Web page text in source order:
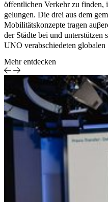
öffentlichen Verkehr zu finden,
gelungen. Die drei aus dem
Mobilitätskonzepte tragen
der Städte bei und unterstützen
UNO verabschiedeten globalen
Mehr entdecken